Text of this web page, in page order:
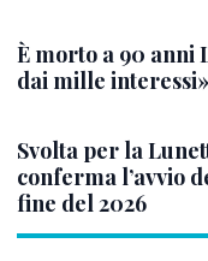
È morto a 90 anni
dai mille interessi»
Svolta per la
conferma l’avvio
fine del 2026